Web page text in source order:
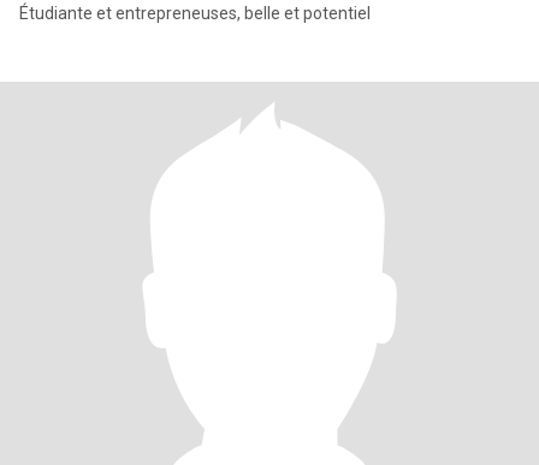
Étudiante et entrepreneuses, belle et potentiel